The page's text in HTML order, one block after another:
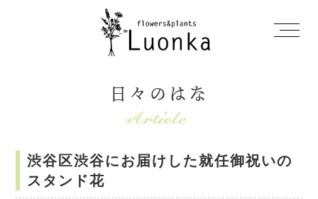
日々のはな
渋谷区渋谷にお届けした就任御祝いの
スタンド花